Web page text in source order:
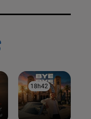
18h42
18h42